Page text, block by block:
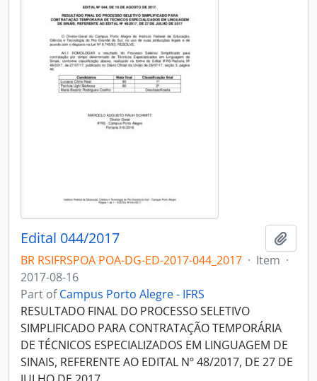
Edital 044/2017
BR RSIFRSPOA POA-DG-ED-2017-044_2017 · Item ·
2017-08-16
Part ofCampus Porto Alegre - IFRS
RESULTADO FINAL DO PROCESSO SELETIVO
SIMPLIFICADO PARA CONTRATAÇÃO TEMPORÁRIA
DE TÉCNICOS ESPECIALIZADOS EM LINGUAGEM DE
SINAIS, REFERENTE AO EDITAL Nº 48/2017, DE 27 DE